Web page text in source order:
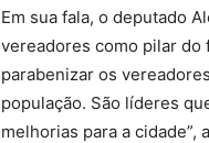
Em sua fala, o deputado
vereadores como pilar do
parabenizar os
população. São líderes
melhorias para a cidade”,